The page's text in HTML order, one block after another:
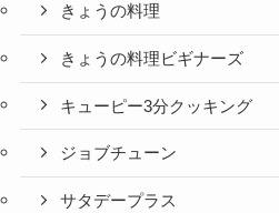
きょうの料理
きょうの料理ビギナーズ
キューピー3分クッキング
ジョブチューン
サタデープラス